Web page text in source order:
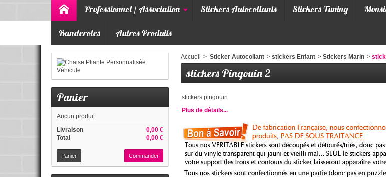
Professionnel / Association Stickers Autocollants Stickers Tuning
Banderoles Autres Produits
Panier
Aucun produit
0,00 €
Livraison
0,00 €
Total
Panier Commander
Accueil > Sticker Autocollant > stickers Enfant > Stickers Marin >
stickers Pingouin 2
stickers pingouin
Plus de détails...